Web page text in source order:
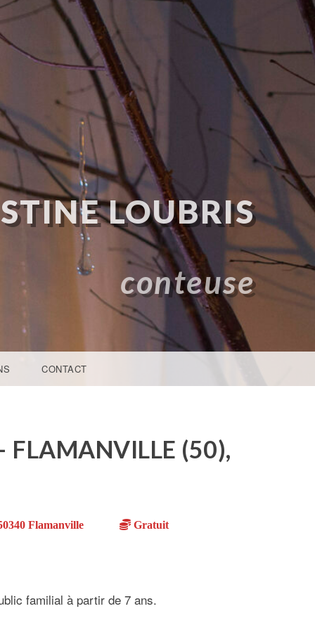
LOUBRIS
conteuse
CONTACT
FLAMANVILLE (50),
Flamanville Gratuit
familial à partir de 7 ans.